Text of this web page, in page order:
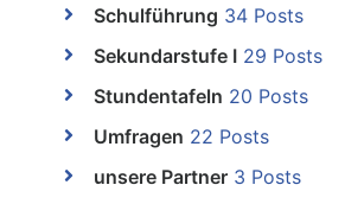
Schulführung 34 Posts
Sekundarstufe I 29 Posts
Stundentafeln 20 Posts
Umfragen 22 Posts
unsere Partner 3 Posts